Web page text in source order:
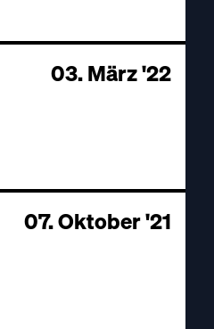
03. März '22
07. Oktober '21